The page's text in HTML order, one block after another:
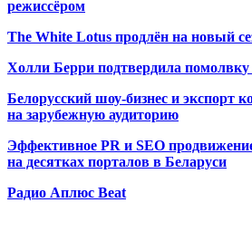
режиссёром
The White Lotus продлён на новый
Холли Берри подтвердила помолвк
Белорусский шоу-бизнес и экспорт
на зарубежную аудиторию
Эффективное PR и SEO
на десятках порталов в Беларуси
Радио Аплюс Beat